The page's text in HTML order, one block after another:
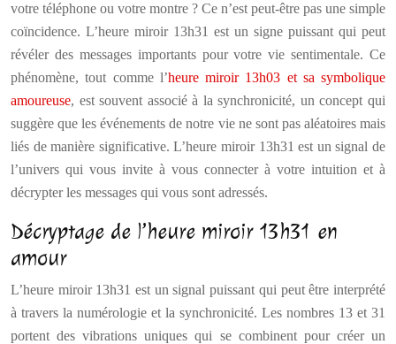
votre téléphone ou votre montre ? Ce n’est peut-être pas une simple
coïncidence. L’heure miroir 13h31 est un signe puissant qui peut
révéler des messages importants pour votre vie sentimentale. Ce
phénomène, tout comme l’heure miroir 13h03 et sa symbolique
amoureuse, est souvent associé à la synchronicité, un concept qui
suggère que les événements de notre vie ne sont pas aléatoires mais
liés de manière significative. L’heure miroir 13h31 est un signal de
l’univers qui vous invite à vous connecter à votre intuition et à
décrypter les messages qui vous sont adressés.
Décryptage de l’heure miroir 13h31 en
amour
L’heure miroir 13h31 est un signal puissant qui peut être interprété
à travers la numérologie et la synchronicité. Les nombres 13 et 31
portent des vibrations uniques qui se combinent pour créer un